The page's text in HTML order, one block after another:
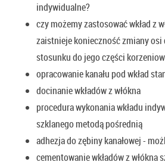
indywidualne?
czy możemy zastosować wkład z
zaistnieje konieczność zmiany osi
stosunku do jego części
opracowanie kanału pod wkład
docinanie wkładów z włókna
procedura wykonania wkładu
szklanego metodą pośrednią
adhezja do zębiny kanałowej -
cementowanie wkładów z włókna